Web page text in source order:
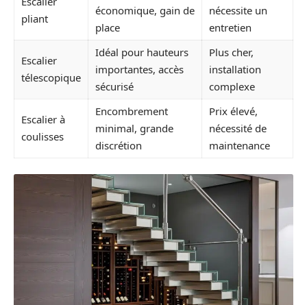
pliant
économique, gain de
place
nécessite un
entretien
Escalier
télescopique
Idéal pour hauteurs
importantes, accès
sécurisé
Plus cher,
installation
complexe
Escalier à
coulisses
Encombrement
minimal, grande
discrétion
Prix élevé,
nécessité de
maintenance